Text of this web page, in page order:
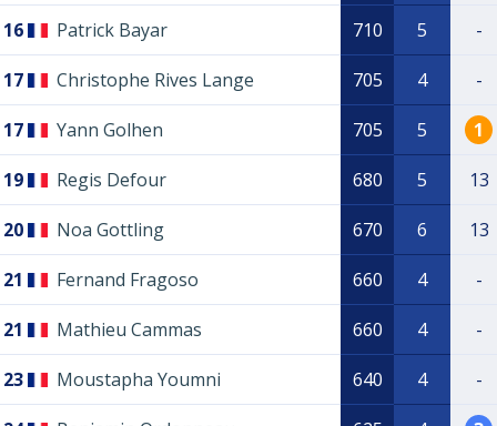
16 Patrick Bayar 710 5 -
17 Christophe Rives Lange 705 4 -
17 Yann Golhen 705 5 1
19 Regis Defour 680 5 13
20 Noa Gottling 670 6 13
21 Fernand Fragoso 660 4 -
21 Mathieu Cammas 660 4 -
23 Moustapha Youmni 640 4 -